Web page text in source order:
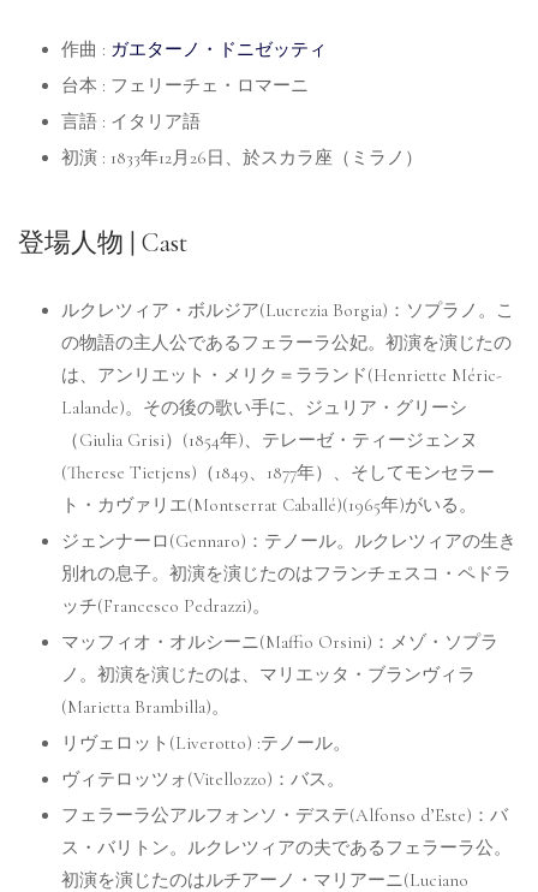
作曲 : ガエターノ・ドニゼッティ
台本 : フェリーチェ・ロマーニ
言語 : イタリア語
初演 : 1833年12月26日、於スカラ座（ミラノ）
登場人物 | Cast
ルクレツィア・ボルジア(Lucrezia Borgia)：ソプラノ。こ
の物語の主人公であるフェラーラ公妃。初演を演じたの
は、アンリエット・メリク＝ラランド(Henriette Méric-
Lalande)。その後の歌い手に、ジュリア・グリーシ
（Giulia Grisi）(1854年)、テレーゼ・ティージェンヌ
(Therese Tietjens)（1849、1877年）、そしてモンセラー
ト・カヴァリエ(Montserrat Caballé)(1965年)がいる。
ジェンナーロ(Gennaro)：テノール。ルクレツィアの生き
別れの息子。初演を演じたのはフランチェスコ・ペドラ
ッチ(Francesco Pedrazzi)。
マッフィオ・オルシーニ(Maffio Orsini)：メゾ・ソプラ
ノ。初演を演じたのは、マリエッタ・ブランヴィラ
(Marietta Brambilla)。
リヴェロット(Liverotto) :テノール。
ヴィテロッツォ(Vitellozzo)：バス。
フェラーラ公アルフォンソ・デステ(Alfonso d’Este)：バ
ス・バリトン。ルクレツィアの夫であるフェラーラ公。
初演を演じたのはルチアーノ・マリアーニ(Luciano